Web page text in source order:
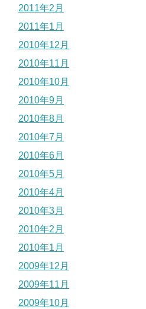
2011年2月
2011年1月
2010年12月
2010年11月
2010年10月
2010年9月
2010年8月
2010年7月
2010年6月
2010年5月
2010年4月
2010年3月
2010年2月
2010年1月
2009年12月
2009年11月
2009年10月